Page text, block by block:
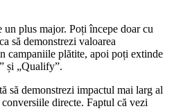
plus major. Poți începe doar cu
să demonstrezi valoarea
campaniile plătite, apoi poți extinde
și „Qualify”.
să demonstrezi impactul mai larg al
directe. Faptul că vezi